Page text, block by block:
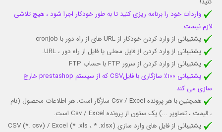
واردات خود را برنامه ریزی کنید تا به طور خودکار اجرا شود ، هیچ تلاشی
لازم نیست.
پشتیبانی از وارد کردن خودکار از URL های از راه دور با cronjob
پشتیبانی از وارد کردن از فایل محلی یا فایل از راه دور ، URL.
پشتیبانی از وارد کردن از سرور FTP با حساب FTP
پشتیبانی 100٪ سازگاری با فایلCSV که از سیستم prestashop خارج
سازی می کند
همچنین با هر پرونده Csv / Excel سازگار است. هر اطلاعات محصول (نام
، قیمت ، تصاویر ...) یک ستون از پرونده Csv / Excel است.
پشتیبانی از فایل های وارد سازی CSV (*. csv) / Excel (* .xls ، * .xlsx)